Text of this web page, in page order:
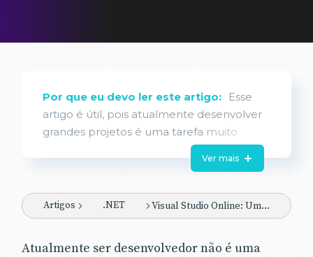
Por que eu devo ler este artigo:
Esse
artigo é útil, pois atualmente desenvolver
grandes projetos é uma tarefa muito
complexa e difícil de ser realizar, e para
facilitar o desenvolvimento iremos
trabalho com o Visual Studio Online.
Veremos aqui os conceitos básicos,
configurações iniciais, trabalharemos com
Ver mais
Artigos .NET Visual Studio Online: Uma visão geral da ferramenta
Atualmente ser desenvolvedor não é uma